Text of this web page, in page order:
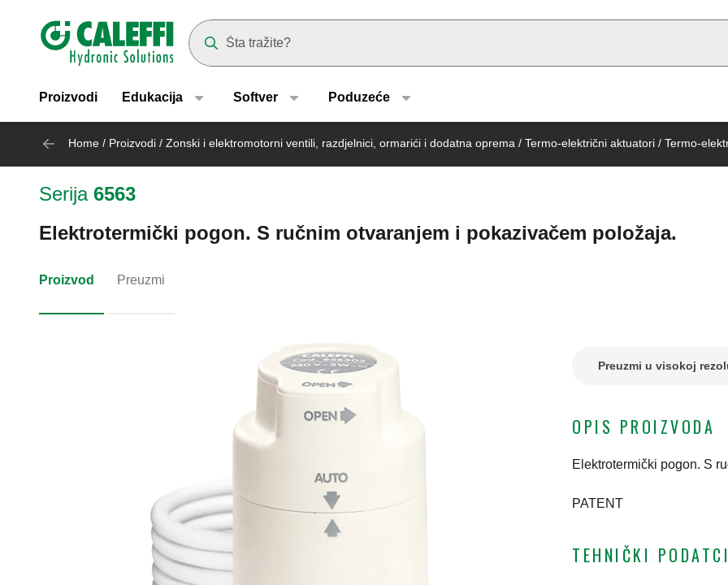
Header main navigation
Proizvodi Edukacija Softver Poduzeće
Home / Proizvodi / Zonski i elektromotorni ventili, razdjelnici, ormarići i dodatna oprema / Termo-električni aktuatori / Termo-
Serija 6563
Elektrotermički pogon. S ručnim otvaranjem i pokazivačem položaja.
Proizvod Preuzmi
Preuzmi u visokoj
OPIS PROIZVODA
Elektrotermički pogon. S
PATENT
TEHNIČKI PODATCI